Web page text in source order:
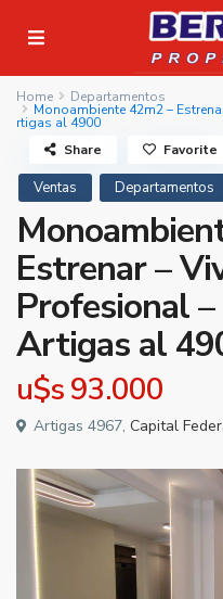
Home Departamentos
Monoambiente 42m2 –
rtigas al 4900
Ventas Departamentos
Estrenar –
Profesional
Artigas al
u$s93.000
Artigas 4967, Capital
Share Favorite